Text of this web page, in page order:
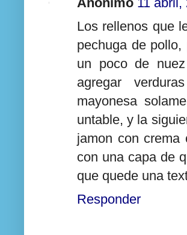
Los rellenos que
pechuga de
un poco de
agregar
mayonesa
untable, y la
jamon con crema
con una capa de
que quede una
Responder